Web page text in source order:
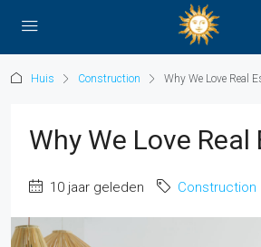
Huis Construction Why We Love Real
Why We Love Real
10 jaar geleden Construction